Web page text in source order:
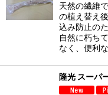
天然の繊維
の植え替え
込み防止の
自然に朽ち
なく、便利
隆光 スーパ